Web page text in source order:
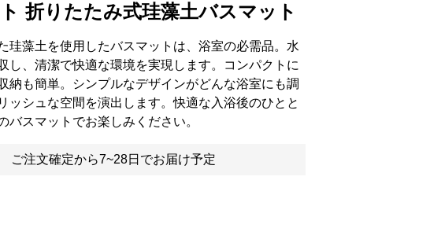
折りたたみ式珪藻土バスマット
珪藻土を使用したバスマットは、浴室の必需品。水
し、清潔で快適な環境を実現します。コンパクトに
納も簡単。シンプルなデザインがどんな浴室にも調
ッシュな空間を演出します。快適な入浴後のひとと
バスマットでお楽しみください。
ご注文確定から7~28日でお届け予定